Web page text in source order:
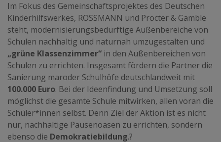
Im Fokus des Gemeinschaftsprojektes des Deutschen
Kinderhilfswerkes, ROSSMANN und Procter & Gamble
steht, modernisierungsbedürftige Außenbereiche von
Schulen nachhaltig und naturnah umzugestalten und
„grüne Klassenzimmer“ in den Außenbereichen von
Schulen zu errichten. Insgesamt fördern die Partner die
Sanierung maroder Schulhöfe deutschlandweit mit
100.000 Euro. Bei der Ideenfindung und Umsetzung soll
möglichst die gesamte Schule mitwirken, allen voran die
Schüler*innen selbst. Denn Ziel der Aktion ist es nicht
nur, nachhaltige Pausenoasen zu errichten, sondern
ebenso die Demokratiebildung.?